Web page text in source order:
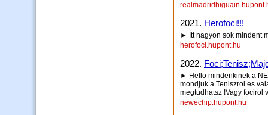
2021. Herofoci!!!
► Itt nagyon sok mindent
herofoci.hupont.hu
2022.
► Hello mindenkinek a
mondjuk a Teniszrol es
megtudhatsz !Vagy focirol
newechip.hupont.hu